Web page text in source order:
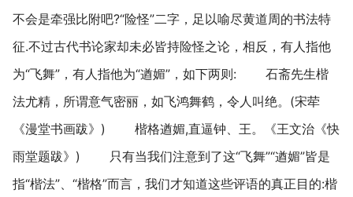
不会是牵强比附吧?“险怪”二字，足以喻尽黄道周的书法特
征.不过古代书论家却未必皆持险怪之论，相反，有人指他
为“飞舞”，有人指他为“遒媚”，如下两则: 石斋先生楷
法尤精，所谓意气密丽，如飞鸿舞鹤，令人叫绝。(宋荦
《漫堂书画跋》) 楷格遒媚,直逼钟、王。《王文治《快
雨堂题跋》) 只有当我们注意到了这“飞舞”“遒媚”皆是
指“楷法”、“楷格”而言，我们才知道这些评语的真正目的:楷